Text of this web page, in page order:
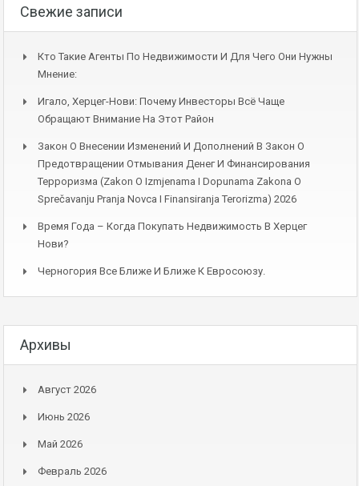
Свежие записи
Кто Такие Агенты По Недвижимости И Для Чего Они Нужны
Мнение:
Игало, Херцег-Нови: Почему Инвесторы Всё Чаще
Обращают Внимание На Этот Район
Закон О Внесении Изменений И Дополнений В Закон О
Предотвращении Отмывания Денег И Финансирования
Терроризма (Zakon O Izmjenama I Dopunama Zakona O
Sprečavanju Pranja Novca I Finansiranja Terorizma) 2026
Время Года – Когда Покупать Недвижимость В Херцег
Нови?
Черногория Все Ближе И Ближе К Евросоюзу.
Архивы
Август 2026
Июнь 2026
Май 2026
Февраль 2026